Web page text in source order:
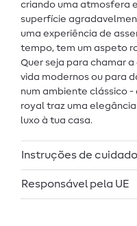
criando uma atmosfera
superfície
uma experiência de
tempo, tem um aspeto
Quer seja para chamar
vida modernos ou para
num ambiente clássico
royal traz uma
luxo à tua casa.
Instruções de cuidado
Responsável pela UE